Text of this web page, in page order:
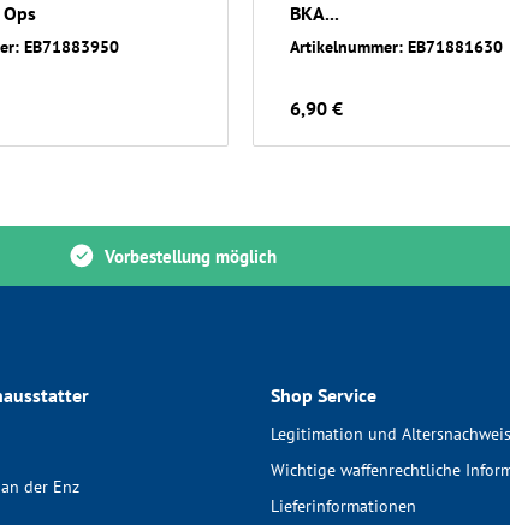
EB71883950
BKA...
Artikelnummer: EB71881630
6,90 €
Vorbestellung möglich
der Enz
Shop Service
Legitimation und Altersnachweis
Wichtige waffenrechtliche
Lieferinformationen